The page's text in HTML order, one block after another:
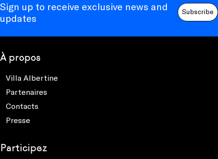
Sign up to receive exclusive news and
updates
Subscribe
À propos
Villa Albertine
Partenaires
Contacts
Presse
Participez